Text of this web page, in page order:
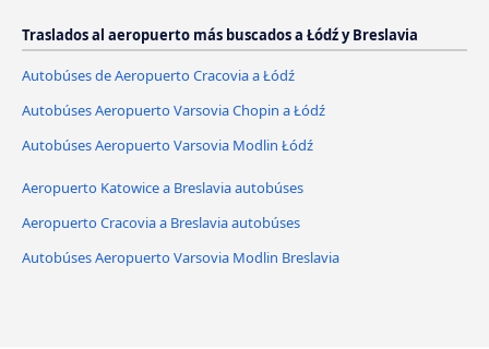
Traslados al aeropuerto más buscados a Łódź y Breslavia
Autobúses de Aeropuerto Cracovia a Łódź
Autobúses Aeropuerto Varsovia Chopin a Łódź
Autobúses Aeropuerto Varsovia Modlin Łódź
Aeropuerto Katowice a Breslavia autobúses
Aeropuerto Cracovia a Breslavia autobúses
Autobúses Aeropuerto Varsovia Modlin Breslavia